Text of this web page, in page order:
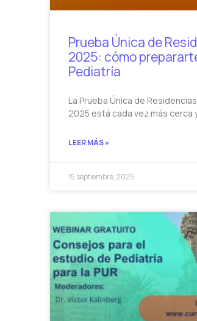
Prueba Única de
2025: cómo
Pediatría
La Prueba Única de
2025 está cada vez más cerca
LEER MÁS »
15 septiembre, 2025